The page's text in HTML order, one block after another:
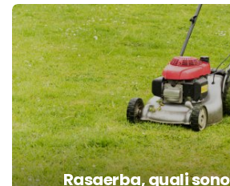
Rasaerba, quali